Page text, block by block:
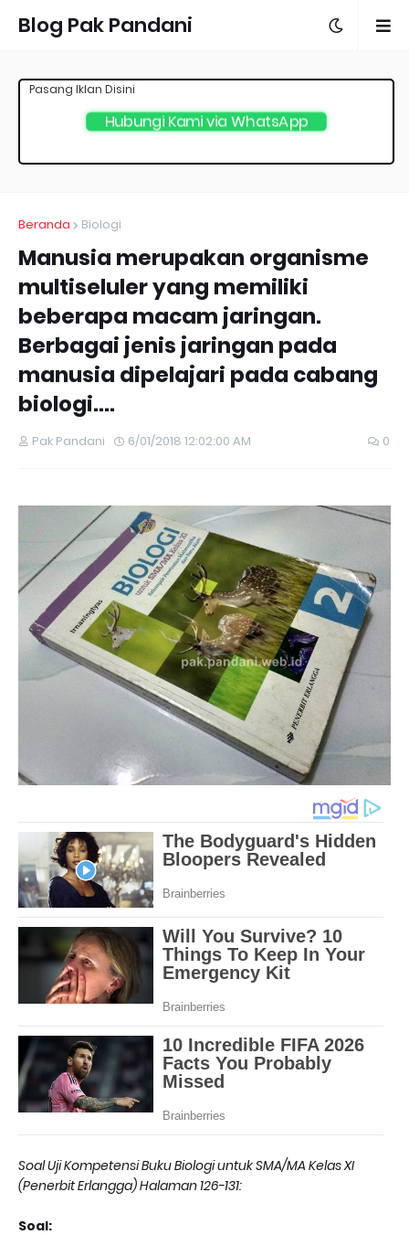
Blog Pak Pandani
Hubungi Kami via WhatsApp
Pasang Iklan Disini
Beranda Biologi
Manusia merupakan organisme
multiseluler yang memiliki
beberapa macam jaringan.
Berbagai jenis jaringan pada
manusia dipelajari pada cabang
biologi....
Pak Pandani 6/01/2018 12:02:00 AM 0
Soal Uji Kompetensi Buku Biologi untuk SMA/MA Kelas XI
(Penerbit Erlangga) Halaman 126-131:
Soal: